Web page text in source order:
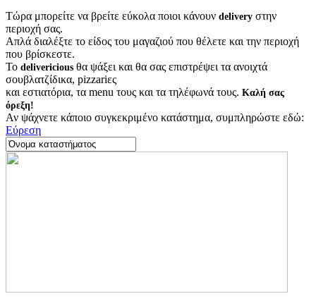
Τώρα μπορείτε να βρείτε εύκολα ποιοι κάνουν delivery στην
περιοχή σας.
Απλά διαλέξτε το είδος του μαγαζιού που θέλετε και την περιοχή
που βρίσκεστε.
Το delivericious θα ψάξει και θα σας επιστρέψει τα ανοιχτά
σουβλατζίδικα, pizzariες
και εστιατόρια, τα menu τους και τα τηλέφωνά τους. Καλή σας
όρεξη!
Αν ψάχνετε κάποιο συγκεκριμένο κατάστημα, συμπληρώστε εδώ:
Εύρεση